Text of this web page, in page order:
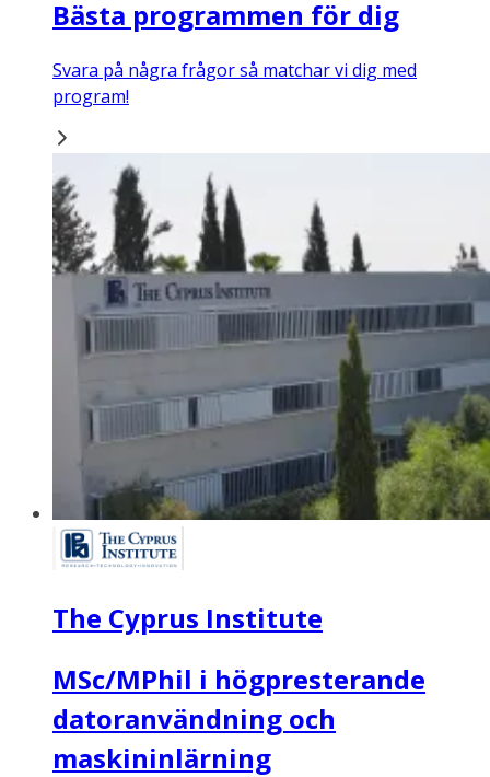
Bästa programmen för dig
Svara på några frågor så matchar vi dig med
program!
The Cyprus Institute
MSc/MPhil i högpresterande
datoranvändning och
maskininlärning